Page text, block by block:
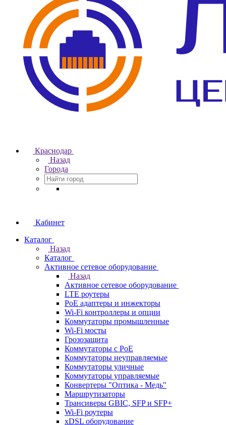
Краснодар
Назад
Города
Кабинет
Каталог
Назад
Каталог
Активное сетевое оборудование
Назад
Активное сетевое оборудование
LTE роутеры
PoE адаптеры и инжекторы
Wi-Fi контроллеры и опции
Коммутаторы промышленные
Wi-Fi мосты
Грозозащита
Коммутаторы c PoE
Коммутаторы неуправляемые
Коммутаторы уличные
Коммутаторы управляемые
Конвертеры "Оптика - Медь"
Маршрутизаторы
Трансиверы GBIC, SFP и SFP+
Wi-Fi роутеры
xDSL оборудование